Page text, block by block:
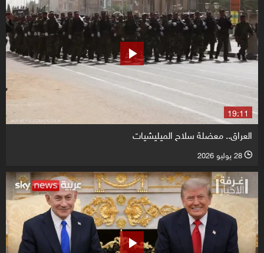
19:11
العراق.. معضلة سلاح الميليشيات
l 28 يوليو 2026